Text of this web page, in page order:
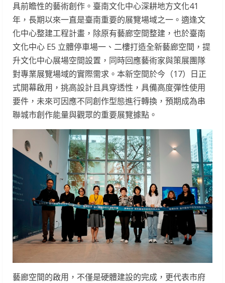
具前瞻性的藝術創作。臺南文化中心深耕地方文化41
年，長期以來一直是臺南重要的展覽場域之一。適逢文
化中心整建工程計畫，除原有藝廊空間整建，也於臺南
文化中心 E5 立體停車場一、二樓打造全新藝廊空間，提
升文化中心展場空間設置，同時回應藝術家與策展團隊
對專業展覽場域的實際需求。本新空間於今（17）日正
式開幕啟用，挑高設計且具穿透性，具備高度彈性使用
要件，未來可因應不同創作型態進行轉換，預期成為串
聯城市創作能量與觀眾的重要展覽據點。
藝廊空間的啟用，不僅是硬體建設的完成，更代表市府